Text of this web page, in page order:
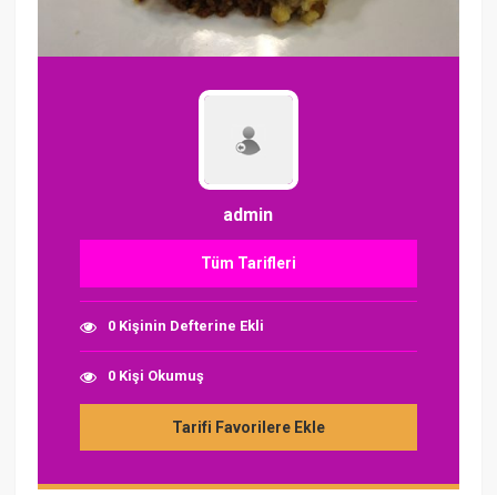
admin
Tüm Tarifleri
0 Kişinin Defterine Ekli
0 Kişi Okumuş
Tarifi Favorilere Ekle